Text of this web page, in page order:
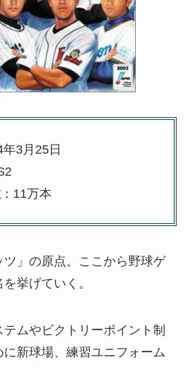
年3月25日
：11万本
ツ」の原点。ここから野球ゲ
挙げていく。
ムやビクトリーポイント制
新球場、練習ユニフォーム